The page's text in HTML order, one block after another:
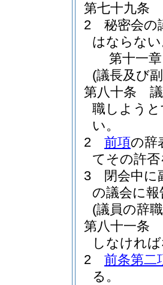
第七十九条
2
秘密会の
はならな
第十一章
(議長及び
第八十条
職しよう
い。
2
前項の辞
てその許
3
閉会中に
の議会に
(議員の辞
第八十一条
しなけれ
2
前条第二
る。